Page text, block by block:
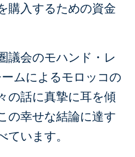
購入するための資金
議会のモハンド・レ
ムによるモロッコの
の話に真摯に耳を傾
の幸せな結論に達す
ています。